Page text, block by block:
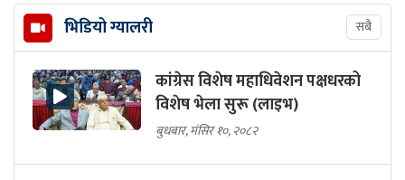
भिडियो ग्यालरी सबै
कांग्रेस विशेष महाधिवेशन पक्षधरको
विशेष भेला सुरू (लाइभ)
बुधबार, मंसिर १०, २०८२